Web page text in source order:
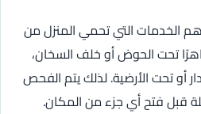
الخدمات التي تحمي المنزل من
تحت الحوض أو خلف السخان،
أو تحت الأرضية. لذلك يتم الفحص
قبل فتح أي جزء من المكان.